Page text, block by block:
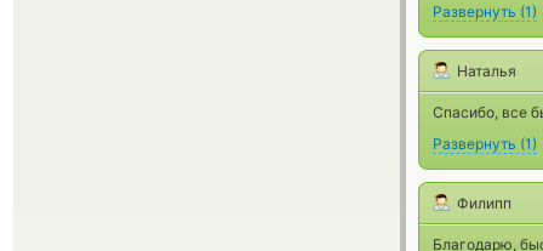
Развернуть (1)
Наталья
Спасибо, все
Развернуть (1)
Филипп
Благодарю,